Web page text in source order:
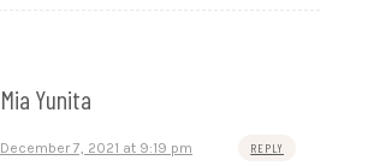
Mia Yunita
December 7, 2021 at 9:19 pm REPLY